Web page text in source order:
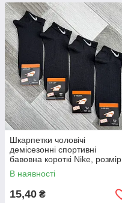
Шкарпетки чоловічі
демісезонні спортивні
бавовна короткі Nike, розмір
41-45, чорні, 05064
В наявності
15,40 ₴